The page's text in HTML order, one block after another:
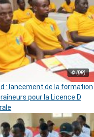
© (DR)
: lancement de la formation
pour la Licence D